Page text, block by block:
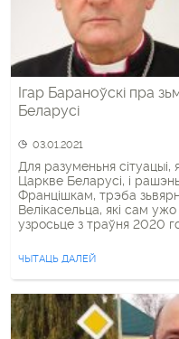
Ігар Бараноўскі пра
Беларусі
03.01.2021
Для разуменьня сітуацыі,
Царкве Беларусі, і
Францішкам, трэба
Велікасельца, які сам
узросьце з траўня 2020
менавіта Апостальскага
своеасаблівы і
ЧЫТАЦЬ ДАЛЕЙ